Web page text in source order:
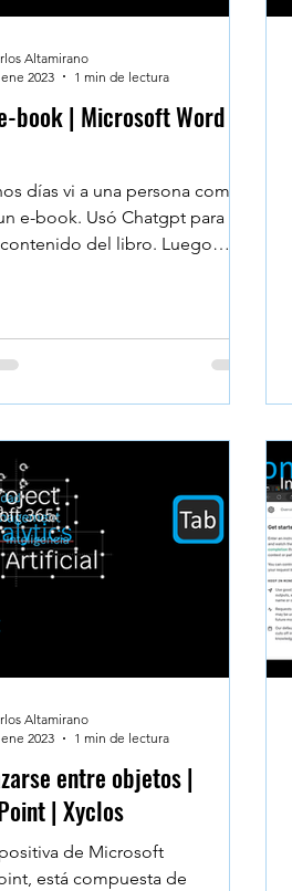
book | Microsoft Word |
días vi a una persona como
e-book. Usó Chatgpt para
del libro. Luego
Altamirano
ene 2023
1 min de lectura
entre objetos |
| Xyclos
de Microsoft
está compuesta de
Altamirano
ene 2023
1 min de lectura